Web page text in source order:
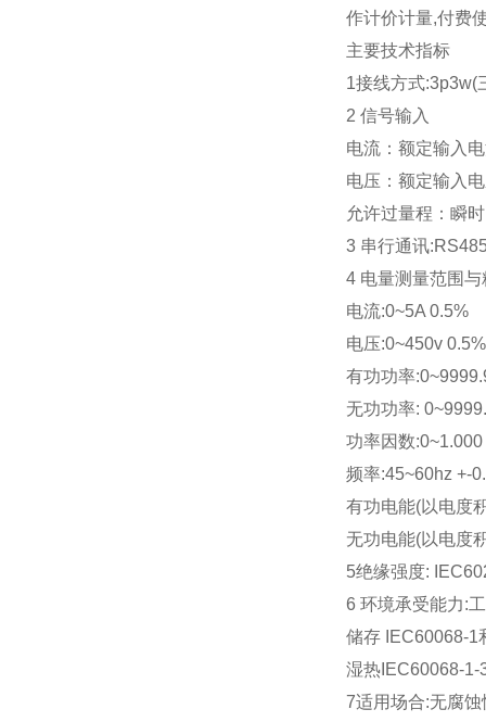
作计价计量,付费
主要技术指标
1接线方式:3p3w(
2 信号输入
电流：额定输入
电压：额定输入
允许过量程：瞬
3 串行通讯
4 电量测量范围与
电流:0~5A 0.5%
电压:0~450v 0.5%
有功功率
无功功率:
功率因数:0~1.000
频率:45~60hz +-
有功电能(以电度
无功电能(以电度
5绝缘强度:
6 环境承受能力:
储存 IEC60068-
湿热IEC60068-
7适用场合:无腐